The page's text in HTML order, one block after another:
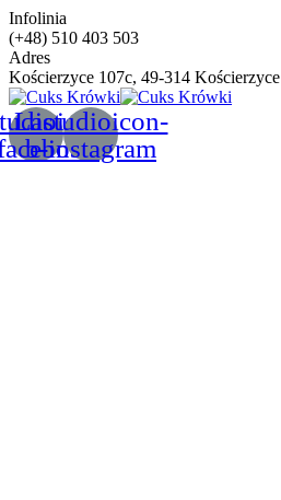
Infolinia
(+48) 510 403 503
Adres
Kościerzyce 107c, 49-314 Kościerzyce
Lastudioicon-
b-instagram